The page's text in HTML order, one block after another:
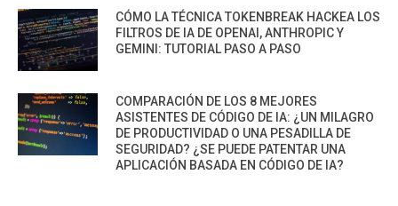
CÓMO LA TÉCNICA TOKENBREAK HACKEA LOS
FILTROS DE IA DE OPENAI, ANTHROPIC Y
GEMINI: TUTORIAL PASO A PASO
COMPARACIÓN DE LOS 8 MEJORES
ASISTENTES DE CÓDIGO DE IA: ¿UN MILAGRO
DE PRODUCTIVIDAD O UNA PESADILLA DE
SEGURIDAD? ¿SE PUEDE PATENTAR UNA
APLICACIÓN BASADA EN CÓDIGO DE IA?